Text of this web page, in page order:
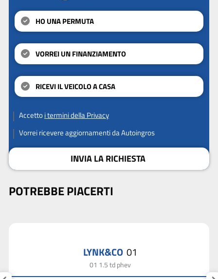
HO UNA PERMUTA
VORREI UN FINANZIAMENTO
RICEVI IL VEICOLO A CASA
Accettoi termini della Privacy
Vorrei ricevere aggiornamenti da Autoingros
INVIA LA RICHIESTA
POTREBBE PIACERTI
LYNK&CO 01
01 1.5 td phev